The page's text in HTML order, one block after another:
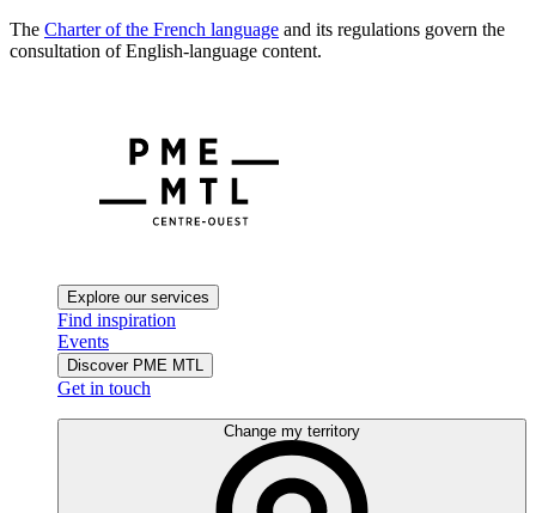
The Charter of the French language and its regulations govern the
consultation of English-language content.
Explore our services
Find inspiration
Events
Discover PME MTL
Get in touch
Change my territory